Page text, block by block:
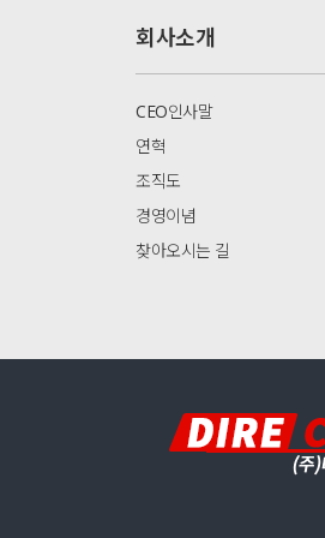
회사소개
CEO인사말
연혁
조직도
경영이념
찾아오시는 길